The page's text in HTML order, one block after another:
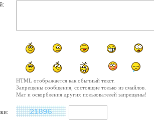
HTML отображается как обычный текст.
Запрещены сообщения, состоящие только из смайлов.
Мат и оскорбления других пользователей запрещены!